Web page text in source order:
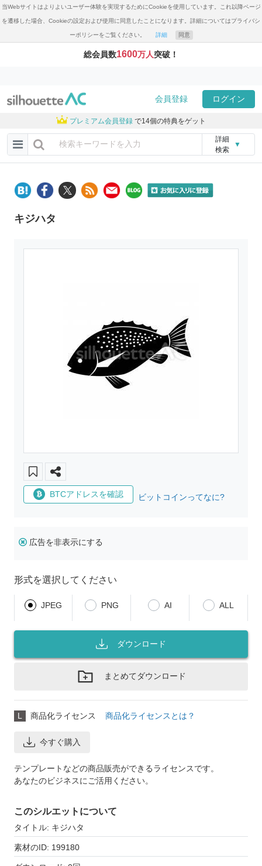
当Webサイトはよりよいユーザー体験を実現するためにCookieを使用しています。これ以降ページ
を遷移した場合、Cookieの設定および使用に同意したことになります。詳細についてはプライバシ
ーポリシーをご覧ください。 詳細 同意
総会員数1600万人突破！
会員登録 ログイン
プレミアム会員登録 で14個の特典をゲット
詳細
検索
▼
キジハタ
BTCアドレスを確認 ビットコインってなに?
広告を非表示にする
形式を選択してください
JPEG PNG AI ALL
ダウンロード
まとめてダウンロード
L 商品化ライセンス 商品化ライセンスとは？
今すぐ購入
テンプレートなどの商品販売ができるライセンスです。
あなたのビジネスにご活用ください。
このシルエットについて
タイトル: キジハタ
素材のID: 199180